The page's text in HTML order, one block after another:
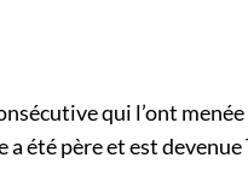
qui l’ont menée
été père et est devenue